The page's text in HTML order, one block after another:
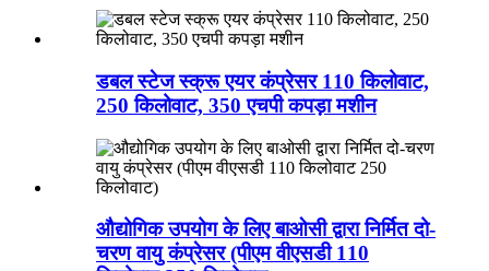
डबल स्टेज स्क्रू एयर कंप्रेसर 110 किलोवाट,
250 किलोवाट, 350 एचपी कपड़ा मशीन
औद्योगिक उपयोग के लिए बाओसी द्वारा निर्मित दो-
चरण वायु कंप्रेसर (पीएम वीएसडी 110